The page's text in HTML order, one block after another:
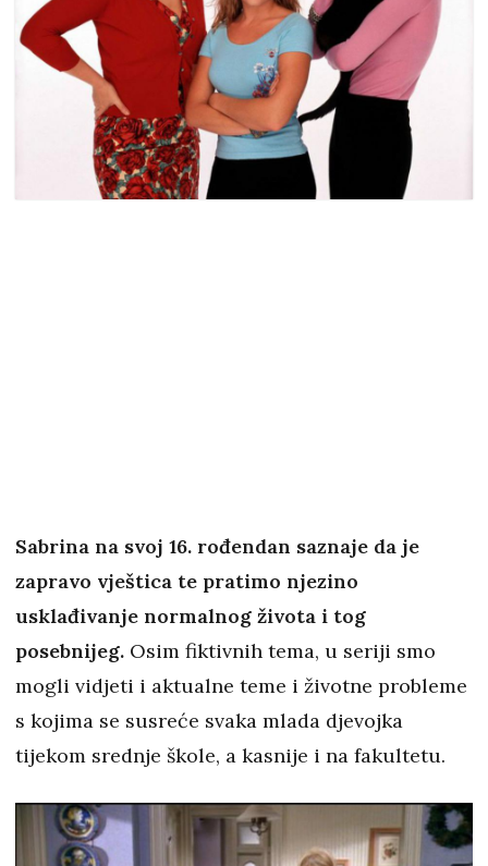
Sabrina na svoj 16. rođendan saznaje da je
zapravo vještica te pratimo njezino
usklađivanje normalnog života i tog
posebnijeg. Osim fiktivnih tema, u seriji smo
mogli vidjeti i aktualne teme i životne probleme
s kojima se susreće svaka mlada djevojka
tijekom srednje škole, a kasnije i na fakultetu.